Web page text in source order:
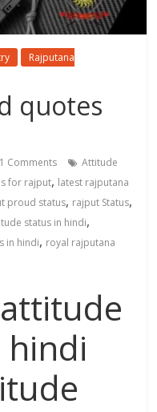
Rajputana
quotes
Comments
Attitude
for rajput, latest rajputana
proud status, rajput Status,
status in hindi,
in hindi, royal rajputana
hindi